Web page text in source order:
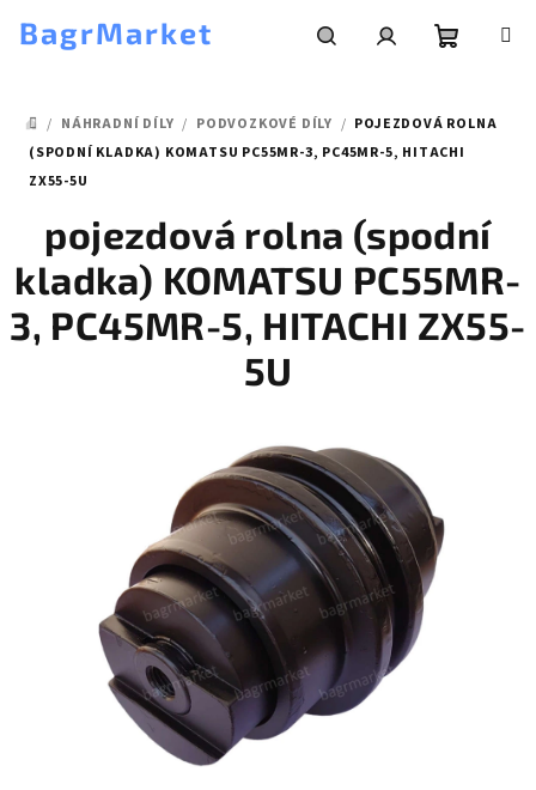
BagrMarket
košík
DOMŮ
/ NÁHRADNÍ DÍLY / PODVOZKOVÉ DÍLY / POJEZDOVÁ ROLNA
(SPODNÍ KLADKA) KOMATSU PC55MR-3, PC45MR-5, HITACHI
ZX55-5U
pojezdová rolna (spodní
kladka) KOMATSU PC55MR-
3, PC45MR-5, HITACHI ZX55-
5U